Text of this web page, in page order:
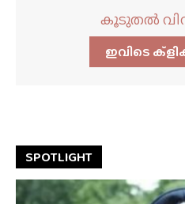
കൂടുതൽ
ഇവിടെ
SPOTLIGHT